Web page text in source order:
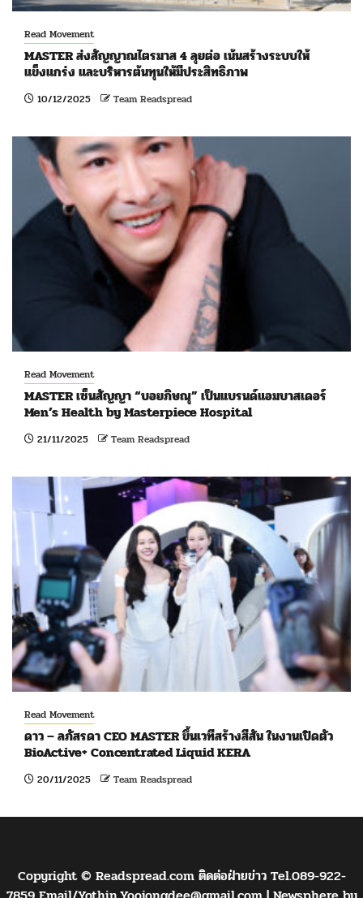
Read Movement
MASTER ส่งสัญญาณไตรมาส 4 ลุยต่อ เน้นสร้างระบบให้
แข็งแกร่ง และบริหารต้นทุนให้มีประสิทธิภาพ
10/12/2025 Team Readspread
Read Movement
MASTER เซ็นสัญญา “บอยภิษณุ” เป็นแบรนด์แอมบาสเดอร์
Men’s Health by Masterpiece Hospital
21/11/2025 Team Readspread
Read Movement
ดาว – ลภัสรดา CEO MASTER ขึ้นเวทีสร้างสีสัน ในงานเปิดตัว
BioActive+ Concentrated Liquid KERA
20/11/2025 Team Readspread
Copyright © Readspread.com ติดต่อฝ่ายข่าว Tel.089-922-